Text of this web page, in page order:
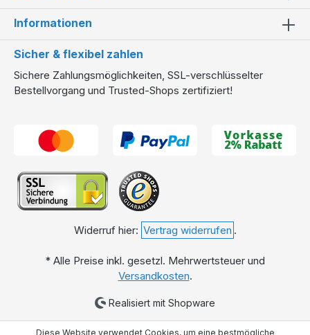
Informationen
Sicher & flexibel zahlen
Sichere Zahlungsmöglichkeiten, SSL-verschlüsselter
Bestellvorgang und Trusted-Shops zertifiziert!
Widerruf hier: Vertrag widerrufen .
* Alle Preise inkl. gesetzl. Mehrwertsteuer und
Versandkosten.
Realisiert mit Shopware
Diese Website verwendet Cookies, um eine bestmögliche